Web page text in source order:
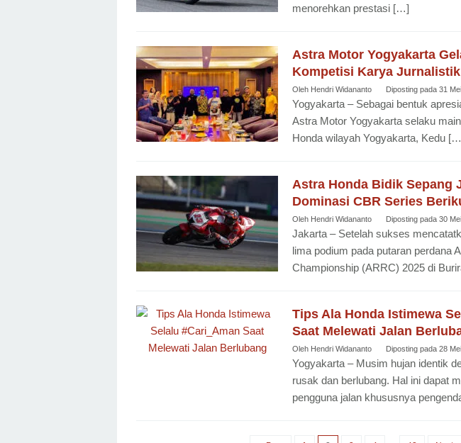
menorehkan prestasi […]
Astra Motor Yogyakarta
Kompetisi Karya Jurnalistik
Oleh Hendri Widananto Diposting pada 31
Yogyakarta – Sebagai bentuk
Astra Motor Yogyakarta selaku
Honda wilayah Yogyakarta, Kedu
Astra Honda Bidik Sepang
Dominasi CBR Series
Oleh Hendri Widananto Diposting pada 30
Jakarta – Setelah sukses
lima podium pada putaran perdana
Championship (ARRC) 2025 di
Tips Ala Honda Istimewa
Saat Melewati Jalan
Oleh Hendri Widananto Diposting pada 28
Yogyakarta – Musim hujan identik
rusak dan berlubang. Hal ini dapat
pengguna jalan khususnya